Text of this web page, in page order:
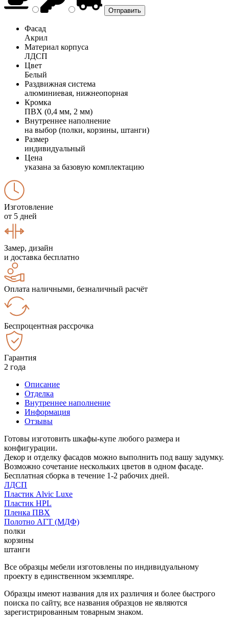
Фасад
Акрил
Материал корпуса
ЛДСП
Цвет
Белый
Раздвижная система
алюминиевая, нижнеопорная
Кромка
ПВХ (0,4 мм, 2 мм)
Внутреннее наполнение
на выбор (полки, корзины, штанги)
Размер
индивидуальный
Цена
указана за базовую комплектацию
Изготовление
от 5 дней
Замер, дизайн
и доставка бесплатно
Оплата наличными, безналичный расчёт
Беспроцентная рассрочка
Гарантия
2 года
Описание
Отделка
Внутреннее наполнение
Информация
Отзывы
Готовы изготовить шкафы-купе любого размера и
конфигурации.
Декор и отделку фасадов можно выполнить под вашу задумку.
Возможно сочетание нескольких цветов в одном фасаде.
Бесплатная сборка в течение 1-2 рабочих дней.
ЛДСП
Пластик Alvic Luxe
Пластик HPL
Пленка ПВХ
Полотно АГТ (МДФ)
полки
корзины
штанги
Все образцы мебели изготовлены по индивидуальному
проекту в единственном экземпляре.
Образцы имеют названия для их различия и более быстрого
поиска по сайту, все названия образцов не являются
зарегистрированным товарным знаком.